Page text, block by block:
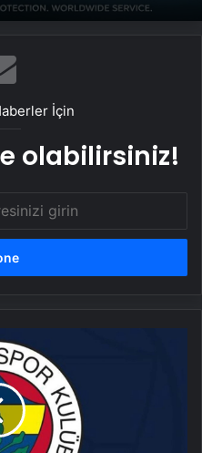
İçin
olabilirsiniz!